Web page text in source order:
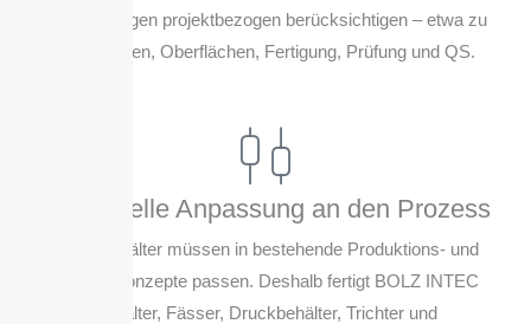
Anforderungen projektbezogen berücksichtigen – etwa zu
Werkstoffen, Oberflächen, Fertigung, Prüfung und QS.
Individuelle Anpassung an den Prozess
GMP Behälter müssen in bestehende Produktions- und
Anlagenkonzepte passen. Deshalb fertigt BOLZ INTEC
Behälter, Fässer, Druckbehälter, Trichter und